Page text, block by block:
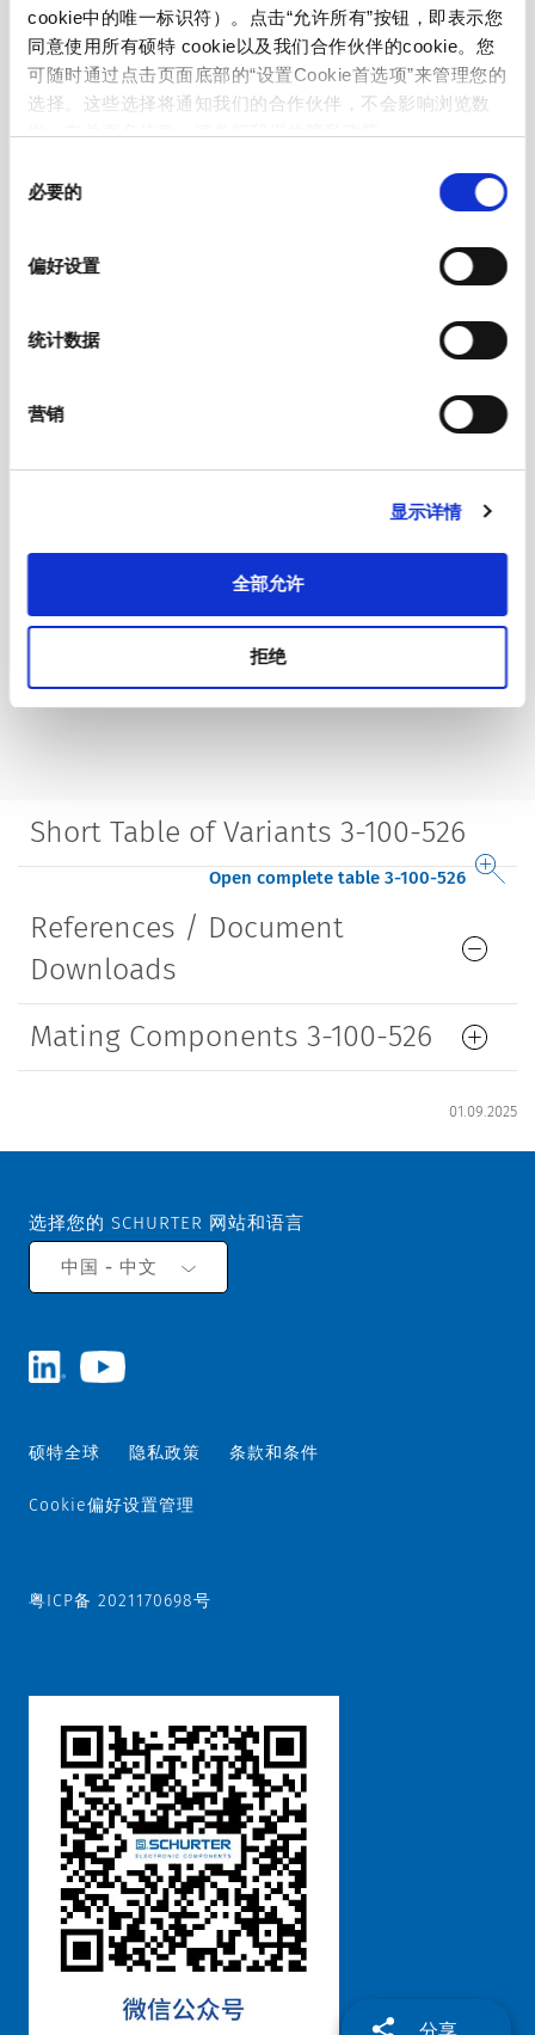
cookie中的唯一标识符）。点击“允许所有”按钮，即表示您
同意使用所有硕特 cookie以及我们合作伙伴的cookie。您
可随时通过点击页面底部的“设置Cookie首选项”来管理您的
选择。这些选择将通知我们的合作伙伴，不会影响浏览数
据。有关更多信息，请参阅我们的隐私政策。
必要的
偏好设置
统计数据
营销
显示详情
全部允许
拒绝
Protection against electric shock
Suitable for appliances with protection
Terminal moulded
Material: Housing
Appliance inlet/-outlet
(for cold conditions) pin-temperature
Short Table of Variants 3-100-526
Open complete table 3-100-526
References / Document
Downloads
Mating Components 3-100-526
01.09.2025
选择您的 SCHURTER 网站和语言
中国 - 中文
硕特全球 隐私政策 条款和条件
Cookie偏好设置管理
粤ICP备 2021170698号